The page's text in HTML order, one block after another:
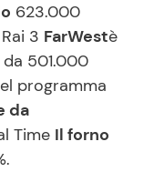
623.000
3 FarWestè
501.000
programma
da
Time Il forno